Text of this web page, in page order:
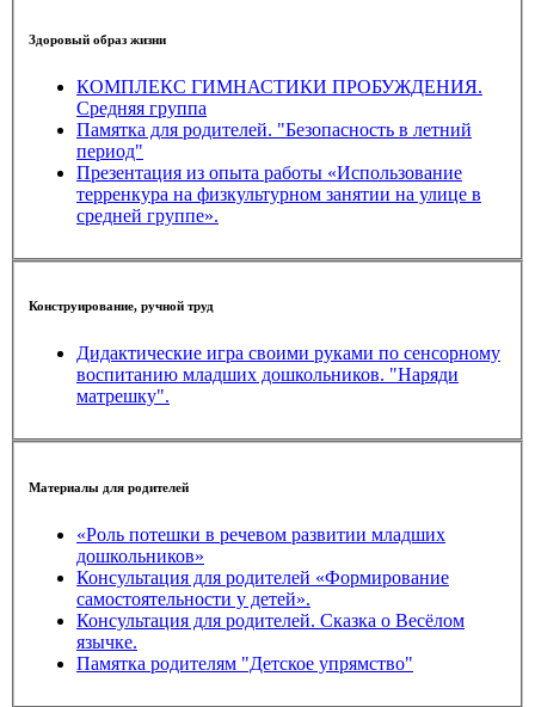
Здоровый образ жизни
КОМПЛЕКС ГИМНАСТИКИ ПРОБУЖДЕНИЯ.
Средняя группа
Памятка для родителей. "Безопасность в летний
период"
Презентация из опыта работы «Использование
терренкура на физкультурном занятии на улице в
средней группе».
Конструирование, ручной труд
Дидактические игра своими руками по сенсорному
воспитанию младших дошкольников. "Наряди
матрешку".
Материалы для родителей
«Роль потешки в речевом развитии младших
дошкольников»
Консультация для родителей «Формирование
самостоятельности у детей».
Консультация для родителей. Сказка о Весёлом
язычке.
Памятка родителям "Детское упрямство"